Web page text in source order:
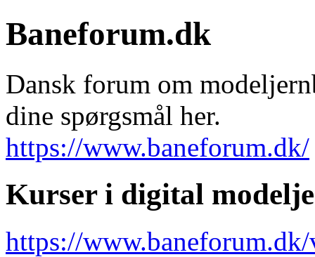
Baneforum.dk
Dansk forum om
dine spørgsmål her.
https://www.baneforum.dk/
Kurser i digital
https://